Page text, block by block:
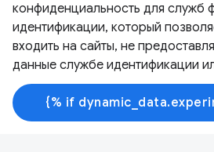
конфиденциальность для служб
идентификации, который
входить на сайты, не
данные службе идентификации